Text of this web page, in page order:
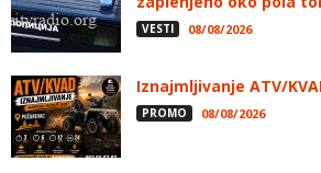
VESTI 08/08/2026
Iznajmljivanje ATV/
PROMO 08/08/2026